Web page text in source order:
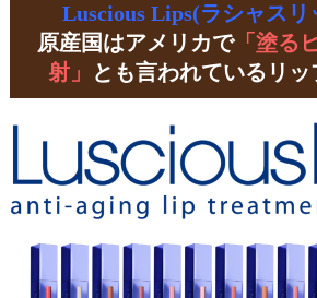
Luscious Lips(ラシャスリ
原産国はアメリカで「塗る
射」
とも言われているリッ